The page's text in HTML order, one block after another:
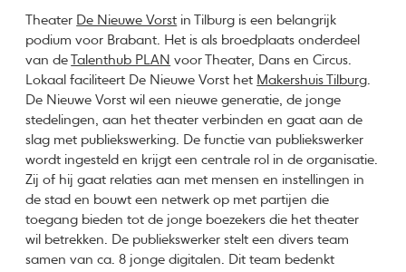
Theater De Nieuwe Vorst in Tilburg is een belangrijk
podium voor Brabant. Het is als broedplaats onderdeel
van de
Talenthub PLAN voor Theater, Dans en Circus.
Lokaal faciliteert De Nieuwe Vorst het Makershuis Tilburg.
De Nieuwe Vorst wil een nieuwe generatie, de jonge
stedelingen, aan het theater verbinden en gaat aan de
slag met publiekswerking. De functie van publiekswerker
wordt ingesteld en krijgt een centrale rol in de organisatie.
Zij of hij gaat relaties aan met mensen en instellingen in
de stad en bouwt een netwerk op met partijen die
toegang bieden tot de jonge boezekers die het theater
wil betrekken. De publiekswerker stelt een divers team
samen van ca. 8 jonge digitalen. Dit team bedenkt